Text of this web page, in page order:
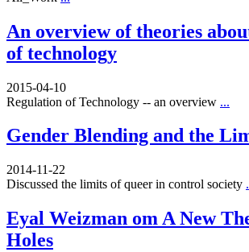
An overview of theories
of technology
2015-04-10
Regulation of Technology -- an overview ...
Gender Blending and the
2014-11-22
Discussed the limits of queer in control society
Eyal Weizman om A New
Holes